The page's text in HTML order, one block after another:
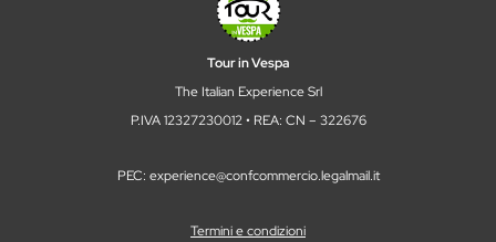
Tour in Vespa
The Italian Experience Srl
P.IVA 12327230012 • REA: CN – 322676
PEC: experience@confcommercio.legalmail.it
Termini e condizioni